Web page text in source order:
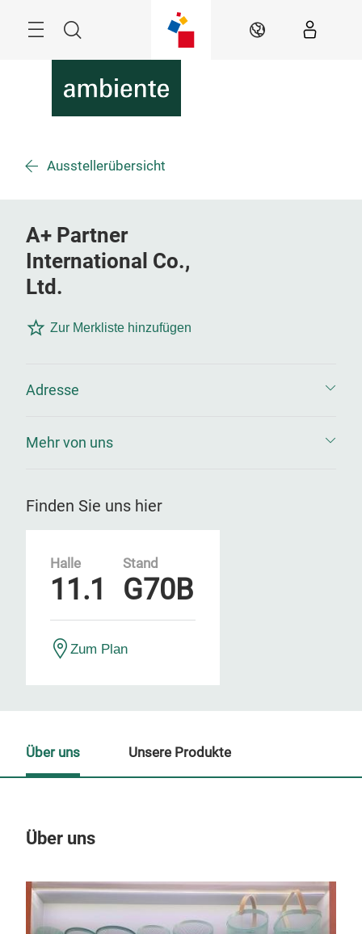
Suche DE
Ausstellerübersicht
A+ Partner
International Co.,
Ltd.
Zur Merkliste hinzufügen
Adresse
Mehr von uns
Finden Sie uns hier
Halle
11.1
Stand
G70B
Zum Plan
Über uns
Über uns Unsere Produkte